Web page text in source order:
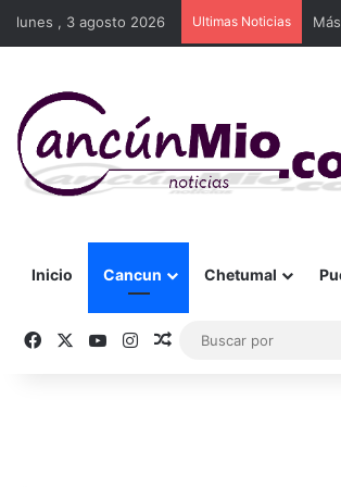
lunes , 3 agosto 2026 Ultimas Noticias
Inicio Cancun Chetumal
FacebookYouTubeInstagram
Publicación al azar